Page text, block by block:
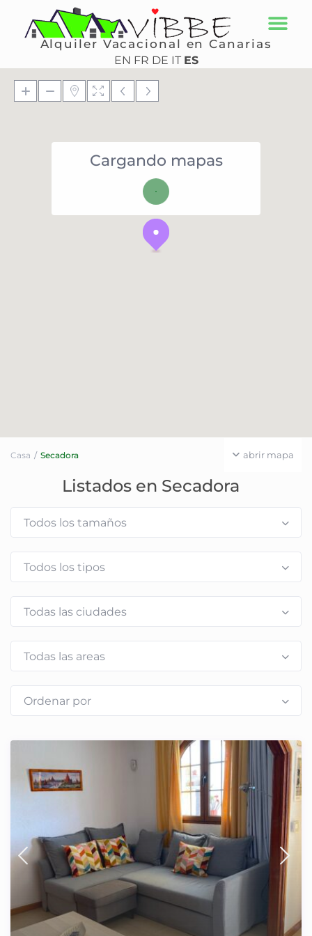
Alquiler Vacacional en Canarias
EN FR DE IT ES
Cargando mapas
abrir mapa
Casa Secadora
Listados en Secadora
Todos los tamaños
Todos los tipos
Todas las ciudades
Todas las areas
Ordenar por